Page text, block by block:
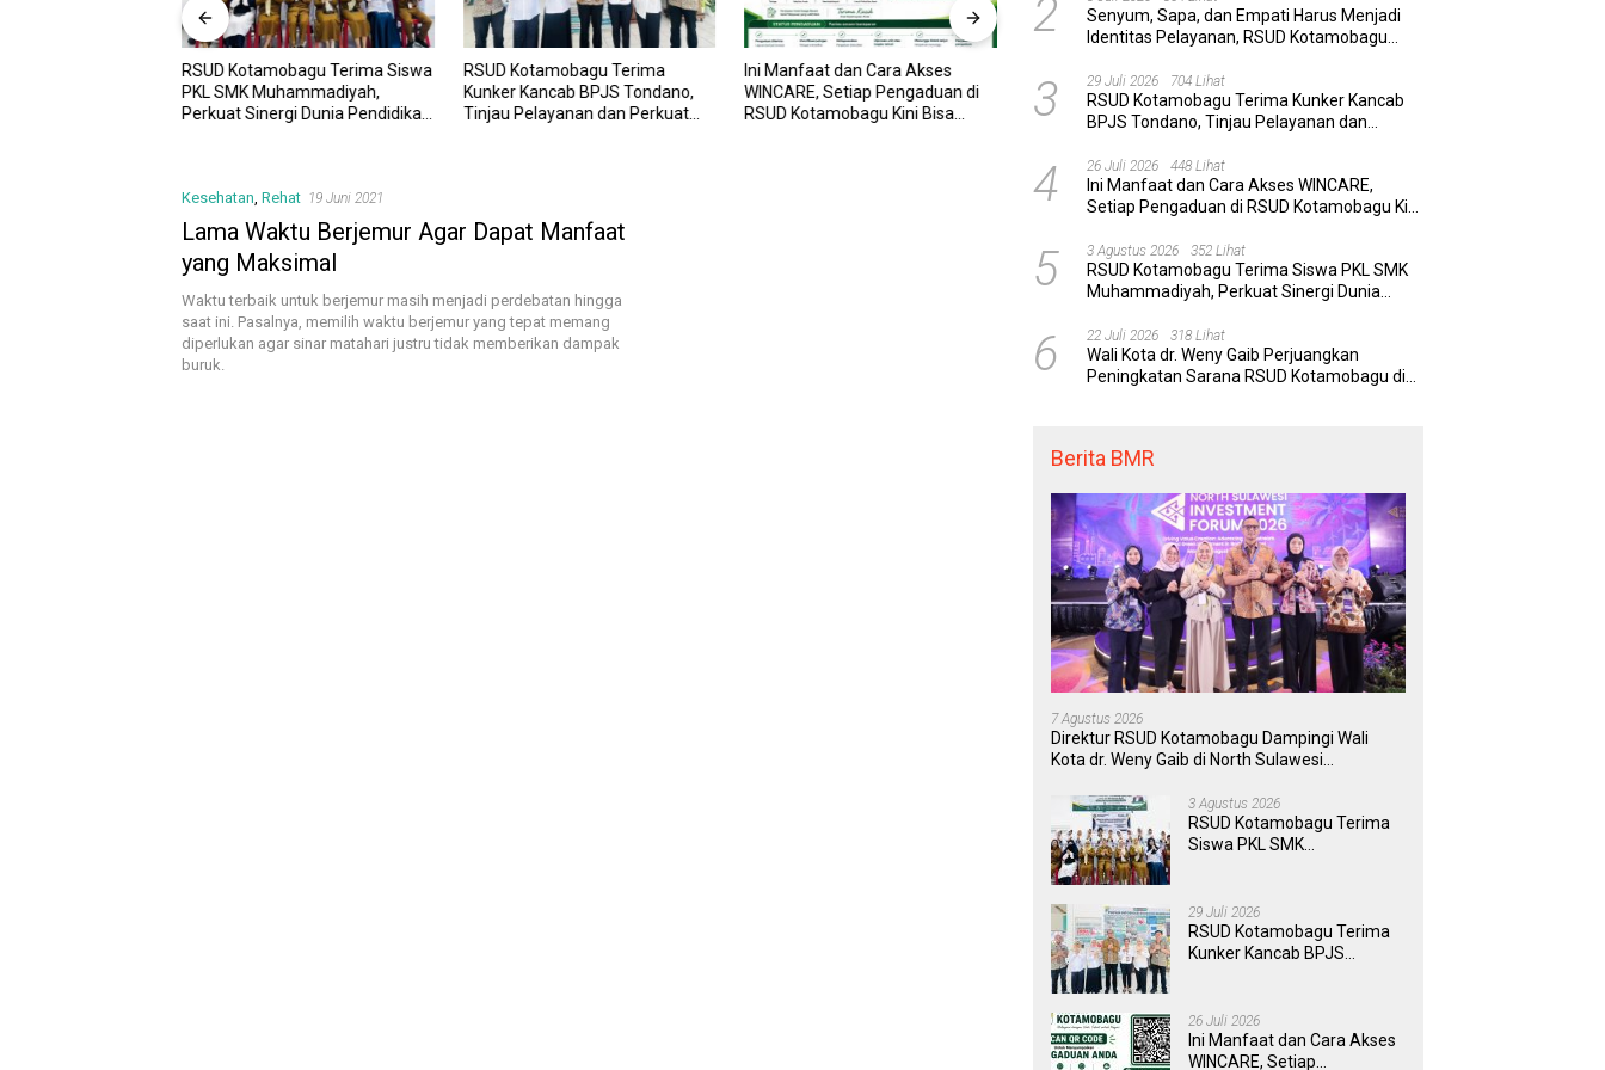
RSUD Kotamobagu Terima Siswa
PKL SMK Muhammadiyah,
Perkuat Sinergi Dunia Pendidikan
RSUD Kotamobagu Terima
Kunker Kancab BPJS Tondano,
Tinjau Pelayanan dan Perkuat
Ini Manfaat dan Cara Akses
WINCARE, Setiap Pengaduan di
RSUD Kotamobagu Kini Bisa
RSUD Kotamobagu Hadirkan
WINCARE, Terobosan Digital
untuk Pengaduan Masyarakat
dan Pegawai yang Cepat,
Transparan, dan Responsif
Mongondow Selatan: Jejak
Seorang Bunda Pembaharu dan
Kesehatan, Rehat 19 Juni 2021
Lama Waktu Berjemur Agar Dapat Manfaat
yang Maksimal
Waktu terbaik untuk berjemur masih menjadi perdebatan hingga
saat ini. Pasalnya, memilih waktu berjemur yang tepat memang
diperlukan agar sinar matahari justru tidak memberikan dampak
buruk.
2
Senyum, Sapa, dan Empati Harus Menjadi
Identitas Pelayanan, RSUD Kotamobagu
3 29 Juli 2026 704 Lihat
RSUD Kotamobagu Terima Kunker Kancab
BPJS Tondano, Tinjau Pelayanan dan
4 26 Juli 2026 448 Lihat
Ini Manfaat dan Cara Akses WINCARE,
Setiap Pengaduan di RSUD Kotamobagu Kini
5 3 Agustus 2026 352 Lihat
RSUD Kotamobagu Terima Siswa PKL SMK
Muhammadiyah, Perkuat Sinergi Dunia
6 22 Juli 2026 318 Lihat
Wali Kota dr. Weny Gaib Perjuangkan
Peningkatan Sarana RSUD Kotamobagu di
Berita BMR
7 Agustus 2026
Direktur RSUD Kotamobagu Dampingi Wali
Kota dr. Weny Gaib di North Sulawesi
3 Agustus 2026
RSUD Kotamobagu Terima
Siswa PKL SMK
dan Layanan Kesehatan
29 Juli 2026
RSUD Kotamobagu Terima
Kunker Kancab BPJS
Wujudkan UHC
26 Juli 2026
Ini Manfaat dan Cara Akses
WINCARE, Setiap